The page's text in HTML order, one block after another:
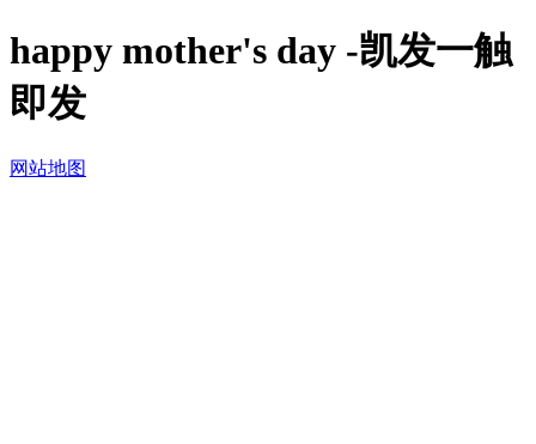
happy mother's day -凯发一触
即发
网站地图